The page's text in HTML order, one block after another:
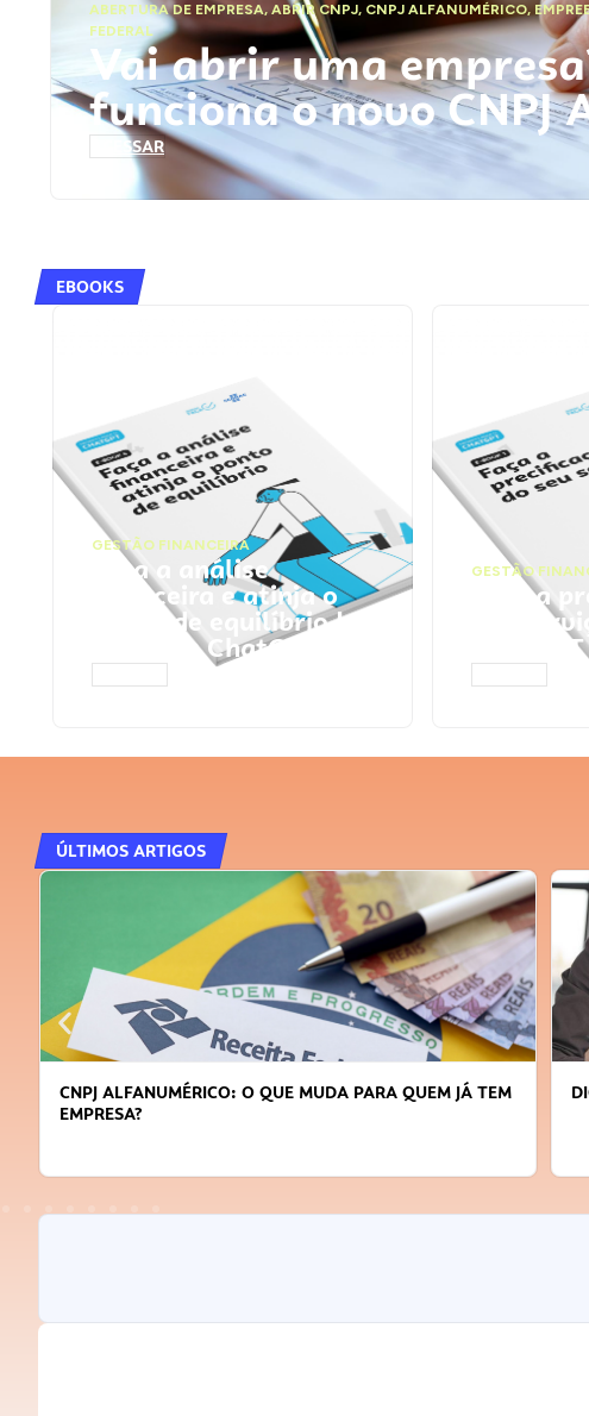
ABERTURA DE EMPRESA,ABRIR CNPJ, CNPJ ALFANUMÉRICO,
FEDERAL
Vai abrir uma
funciona o novo CNPJ
ACESSAR
EBOOKS
GESTÃO FINANCEIRA
Faça a análise
financeira e atinja o
ponto de equilíbrio |
Prompts ChatGPT
GESTÃO
Faça a
seu
ChatGPT
ÚLTIMOS ARTIGOS
CNPJ ALFANUMÉRICO: O QUE MUDA PARA QUEM JÁ TEM
EMPRESA?